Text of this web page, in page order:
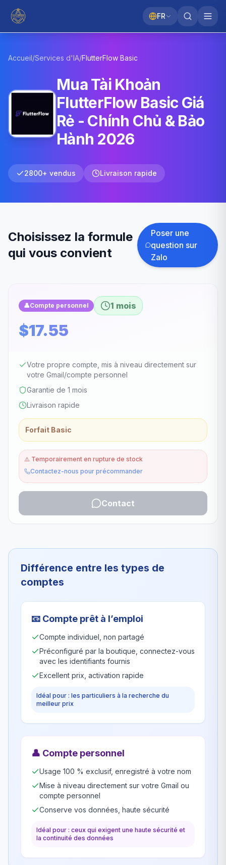
FR
Accueil/Services d'IA/FlutterFlow Basic
Mua Tài Khoản
FlutterFlow Basic Giá
Rẻ - Chính Chủ & Bảo
Hành 2026
2800+ vendus Livraison rapide
Choisissez la formule
qui vous convient
Poser une
question sur
Zalo
👤Compte personnel 1 mois
$17.55
Votre propre compte, mis à niveau directement sur
votre Gmail/compte personnel
Garantie de 1 mois
Livraison rapide
Forfait Basic
⚠️ Temporairement en rupture de stock
Contactez-nous pour précommander
Contact
Différence entre les types de
comptes
📧 Compte prêt à l’emploi
Compte individuel, non partagé
Préconfiguré par la boutique, connectez-vous
avec les identifiants fournis
Excellent prix, activation rapide
Idéal pour : les particuliers à la recherche du
meilleur prix
👤 Compte personnel
Usage 100 % exclusif, enregistré à votre nom
Mise à niveau directement sur votre Gmail ou
compte personnel
Conserve vos données, haute sécurité
Idéal pour : ceux qui exigent une haute sécurité et
la continuité des données